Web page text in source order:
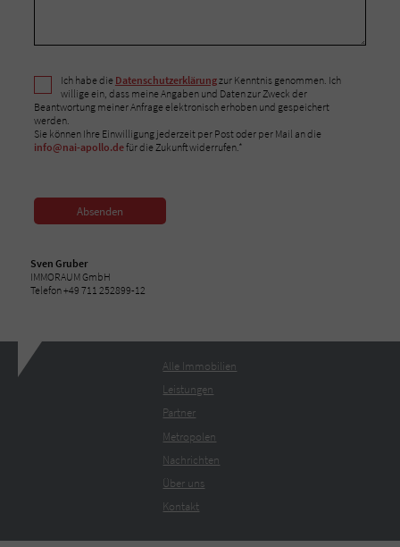
Ich habe die Datenschutzerklärungzur Kenntnis genommen. Ich
willige ein, dass meine Angaben und Daten zur Zweck der
Beantwortung meiner Anfrage elektronisch erhoben und gespeichert
werden.
Sie können Ihre Einwilligung jederzeit per Post oder per Mail an die
info@nai-apollo.defür die Zukunft widerrufen.*
Absenden
Sven Gruber
IMMORAUM GmbH
Telefon +49 711 252899-12
Alle Immobilien
Leistungen
Partner
Metropolen
Nachrichten
Über uns
Kontakt